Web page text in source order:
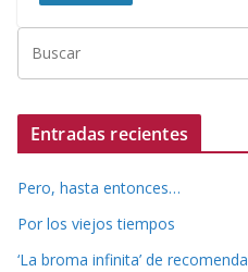
Entradas recientes
Pero, hasta entonces…
Por los viejos tiempos
‘La broma infinita’ de